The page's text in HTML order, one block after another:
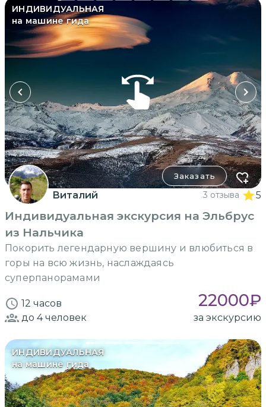
ИНДИВИДУАЛЬНАЯ
на машине гида
Заказать
Виталий 3 отзыва 5
Индивидуальная экскурсия на Эльбрус
из Нальчика
Покорить легендарную вершину и влюбиться в
горы на всю жизнь, наслаждаясь
суперпанорамами
12 часов 22000₽
до 4человек за экскурсию
ИНДИВИДУАЛЬНАЯ
на машине гида